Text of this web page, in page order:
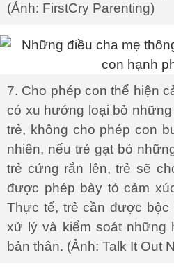
(Ảnh: FirstCry Parenting)
7. Cho phép con thể hiện
có xu hướng loại bỏ
trẻ, không cho phép con
nhiên, nếu trẻ gạt bỏ
trẻ cứng rắn lên, trẻ sẽ
được phép bày tỏ cảm
Thực tế, trẻ cần được
xử lý và kiểm soát những
bản thân. (Ảnh: Talk It Out